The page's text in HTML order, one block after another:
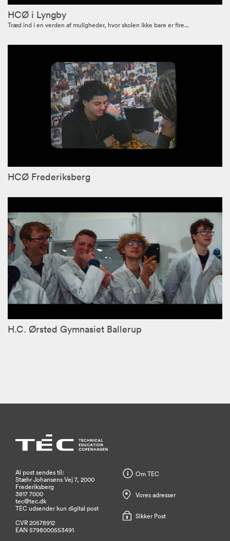
HCØ i Lyngby
Træd ind i en verden af muligheder, hvor skolen ikke bare er fire...
HCØ Frederiksberg
H.C. Ørsted Gymnasiet Ballerup
Al post sendes til:
Stæhr Johansens Vej 7, 2000
Frederiksberg
3817 7000
tec@tec.dk
TEC udsender kun digital post
CVR 20578912
EAN 5798000553491
Om TEC
Vores adresser
Sikker Post